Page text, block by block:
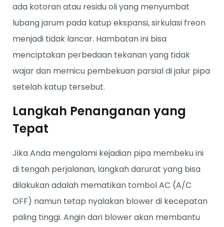
ada kotoran atau residu oli yang menyumbat
lubang jarum pada katup ekspansi, sirkulasi freon
menjadi tidak lancar. Hambatan ini bisa
menciptakan perbedaan tekanan yang tidak
wajar dan memicu pembekuan parsial di jalur pipa
setelah katup tersebut.
Langkah Penanganan yang
Tepat
Jika Anda mengalami kejadian pipa membeku ini
di tengah perjalanan, langkah darurat yang bisa
dilakukan adalah mematikan tombol AC (A/C
OFF) namun tetap nyalakan blower di kecepatan
paling tinggi. Angin dari blower akan membantu